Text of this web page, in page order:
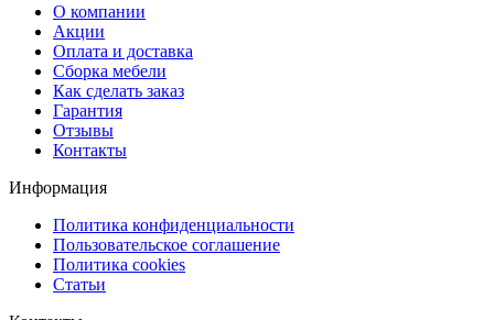
О компании
Акции
Оплата и доставка
Сборка мебели
Как сделать заказ
Гарантия
Отзывы
Контакты
Информация
Политика конфиденциальности
Пользовательское соглашение
Политика cookies
Статьи